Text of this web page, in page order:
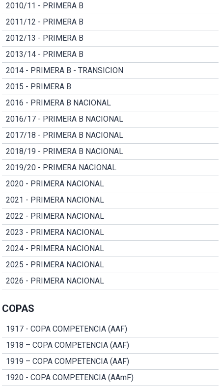
2010/11 - PRIMERA B
2011/12 - PRIMERA B
2012/13 - PRIMERA B
2013/14 - PRIMERA B
2014 - PRIMERA B - TRANSICION
2015 - PRIMERA B
2016 - PRIMERA B NACIONAL
2016/17 - PRIMERA B NACIONAL
2017/18 - PRIMERA B NACIONAL
2018/19 - PRIMERA B NACIONAL
2019/20 - PRIMERA NACIONAL
2020 - PRIMERA NACIONAL
2021 - PRIMERA NACIONAL
2022 - PRIMERA NACIONAL
2023 - PRIMERA NACIONAL
2024 - PRIMERA NACIONAL
2025 - PRIMERA NACIONAL
2026 - PRIMERA NACIONAL
COPAS
1917 - COPA COMPETENCIA (AAF)
1918 – COPA COMPETENCIA (AAF)
1919 – COPA COMPETENCIA (AAF)
1920 - COPA COMPETENCIA (AAmF)